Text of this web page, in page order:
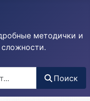
методички и
Поиск